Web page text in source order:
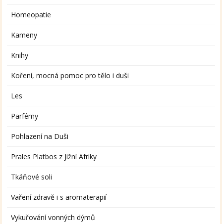
Homeopatie
Kameny
Knihy
Koření, mocná pomoc pro tělo i duši
Les
Parfémy
Pohlazení na Duši
Prales Platbos z Jižní Afriky
Tkáňové soli
Vaření zdravě i s aromaterapií
Vykuřování vonných dýmů